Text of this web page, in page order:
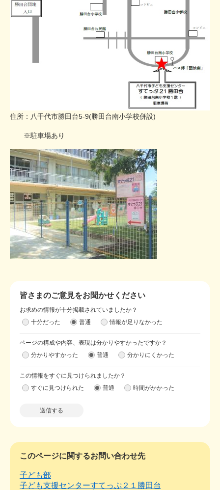
住所：八千代市勝田台5-9(勝田台南小学校併設)
※駐車場あり
皆さまのご意見をお聞かせください
お求めの情報が十分掲載されていましたか？
十分だった
普通 情報が足りなかった
ページの構成や内容、表現は分かりやすかったですか？
分かりやすかった
普通 分かりにくかった
この情報をすぐに見つけられましたか？
すぐに見つけられた
普通 時間がかかった
このページに関するお問い合わせ先
子ども部
子ども支援センターすてっぷ２１勝田台